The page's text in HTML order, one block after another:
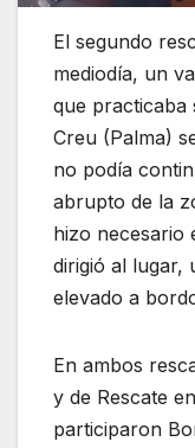
El segundo
mediodía, un
que practicaba
Creu (Palma)
no podía
abrupto de la
hizo necesario
dirigió al lugar,
elevado a
En ambos
y de Rescate
participaron